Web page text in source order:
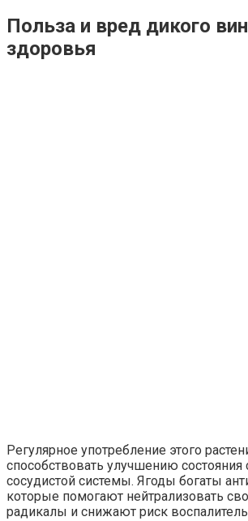
Польза и вред дикого
здоровья
Регулярное употребление этого
способствовать улучшению состояния
сосудистой системы. Ягоды богаты
которые помогают нейтрализовать
радикалы и снижают риск